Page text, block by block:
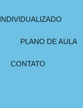
PLANO DE AULA
CONTATO